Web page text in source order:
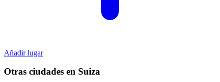
Añadir lugar
Otras ciudades en Suiza